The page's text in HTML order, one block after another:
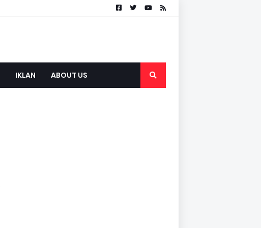
IKLAN ABOUT US